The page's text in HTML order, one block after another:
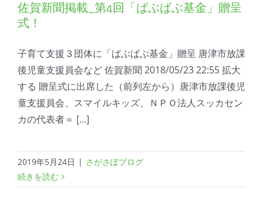
佐賀新聞掲載_第4回「ばぶばぶ基金」贈呈
式！
子育て支援３団体に「ばぶばぶ基金」贈呈 唐津市放課
後児童支援員会など 佐賀新聞 2018/05/23 22:55 拡大
する 贈呈式に出席した（前列左から）唐津市放課後児
童支援員会、スマイルキッズ、ＮＰＯ法人スッカセン
カの代表者＝ [...]
2019年5月24日 | さがさぽブログ
続きを読む